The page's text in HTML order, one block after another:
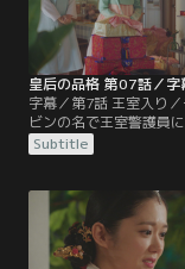
皇后の品格 第07話／字
字幕／第7話 王室入り
ビンの名で王室警護員
ンシクはヒョクのお眼鏡
帝と皇后の警護員に取り
ヒョクとサニーの結婚準
が、ヒョクは結納にも
った。
Subtitle